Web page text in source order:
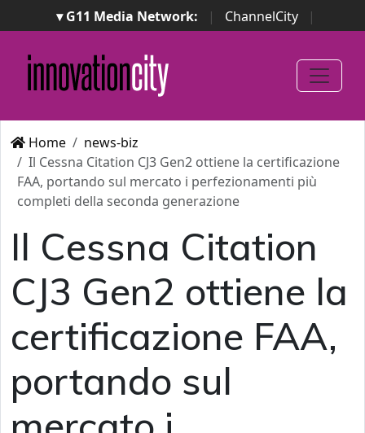
▾ G11 Media Network: | ChannelCity
|
ImpresaCity | SecurityOpenLab | Italian Channel
Awards
Italian Project Awards
Italian Security
Awards
Home
news-biz
Il Cessna Citation CJ3 Gen2 ottiene la certificazione
FAA, portando sul mercato i perfezionamenti più
completi della seconda generazione
Il Cessna Citation
CJ3 Gen2 ottiene la
certificazione FAA,
portando sul